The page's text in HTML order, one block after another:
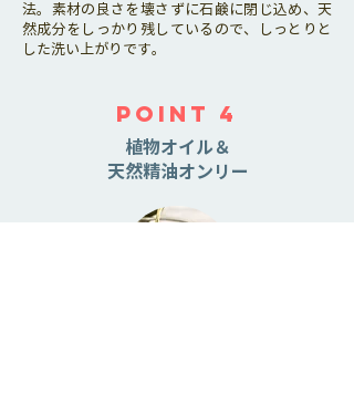
法。素材の良さを壊さずに石鹸に閉じ込め、天
然成分をしっかり残しているので、しっとりと
した洗い上がりです。
POINT 4
植物オイル＆
天然精油オンリー